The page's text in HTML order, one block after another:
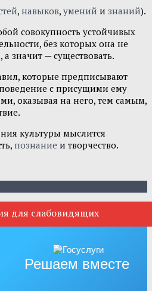
, навыков, умений и знаний).
совокупность устойчивых
без которых она не
значит — существовать.
которые предписывают
с присущими ему
оказывая на него, тем самым,
культуры мыслится
познание и творчество.
для слабовидящих
Решаем вместе